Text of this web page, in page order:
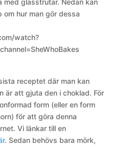
med glasstrutar. Nedan kan
hur man gör dessa
watch?
receptet där man kan
är att gjuta den i choklad. För
form (eller en form
för att göra denna
Vi länkar till en
. Sedan behövs bara mörk,